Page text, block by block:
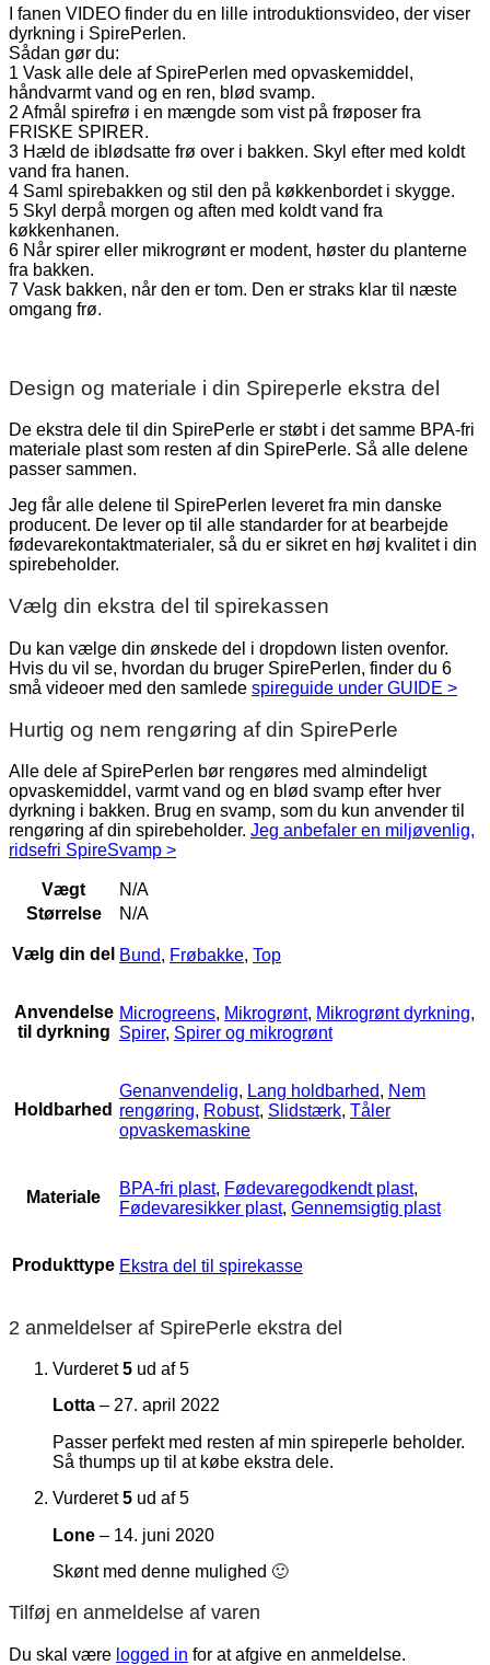
I fanen VIDEO finder du en lille introduktionsvideo, der viser
dyrkning i SpirePerlen.
Sådan gør du:
1 Vask alle dele af SpirePerlen med opvaskemiddel,
håndvarmt vand og en ren, blød svamp.
2 Afmål spirefrø i en mængde som vist på frøposer fra
FRISKE SPIRER.
3 Hæld de iblødsatte frø over i bakken. Skyl efter med koldt
vand fra hanen.
4 Saml spirebakken og stil den på køkkenbordet i skygge.
5 Skyl derpå morgen og aften med koldt vand fra
køkkenhanen.
6 Når spirer eller mikrogrønt er modent, høster du planterne
fra bakken.
7 Vask bakken, når den er tom. Den er straks klar til næste
omgang frø.
Design og materiale i din Spireperle ekstra del
De ekstra dele til din SpirePerle er støbt i det samme BPA-fri
materiale plast som resten af din SpirePerle. Så alle delene
passer sammen.
Jeg får alle delene til SpirePerlen leveret fra min danske
producent. De lever op til alle standarder for at bearbejde
fødevarekontaktmaterialer, så du er sikret en høj kvalitet i din
spirebeholder.
Vælg din ekstra del til spirekassen
Du kan vælge din ønskede del i dropdown listen ovenfor.
Hvis du vil se, hvordan du bruger SpirePerlen, finder du 6
små videoer med den samlede spireguide under GUIDE >
Hurtig og nem rengøring af din SpirePerle
Alle dele af SpirePerlen bør rengøres med almindeligt
opvaskemiddel, varmt vand og en blød svamp efter hver
dyrkning i bakken. Brug en svamp, som du kun anvender til
rengøring af din spirebeholder. Jeg anbefaler en miljøvenlig,
ridsefri SpireSvamp >
Vægt
N/A
Størrelse
N/A
Vælg din del Bund, Frøbakke, Top
Anvendelse
til dyrkning
Microgreens, Mikrogrønt, Mikrogrønt dyrkning,
Spirer, Spirer og mikrogrønt
Holdbarhed
Genanvendelig, Lang holdbarhed, Nem
rengøring, Robust, Slidstærk, Tåler
opvaskemaskine
Materiale BPA-fri plast, Fødevaregodkendt plast,
Fødevaresikker plast, Gennemsigtig plast
Produkttype Ekstra del til spirekasse
2 anmeldelser af SpirePerle ekstra del
Vurderet5 ud af 5
Lotta – 27. april 2022
Passer perfekt med resten af min spireperle beholder.
Så thumps up til at købe ekstra dele.
Vurderet5 ud af 5
Lone – 14. juni 2020
Skønt med denne mulighed 🙂
Tilføj en anmeldelse af varen
Du skal være logged in for at afgive en anmeldelse.